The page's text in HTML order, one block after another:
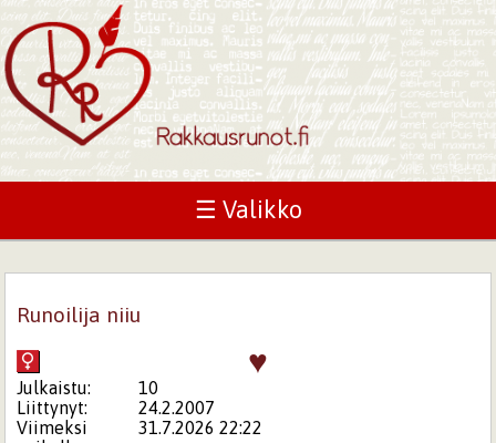
☰ Valikko
Runoilija niiu
♥
Julkaistu:
10
Liittynyt:
24.2.2007
Viimeksi
31.7.2026 22:22